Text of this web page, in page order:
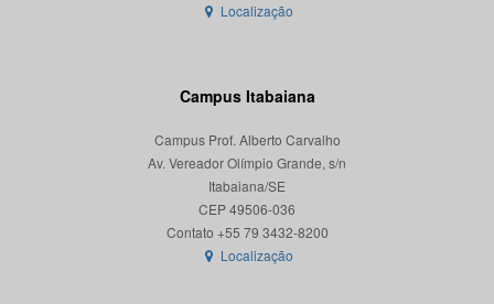
Localização
Campus Itabaiana
Campus Prof. Alberto Carvalho
Av. Vereador Olímpio Grande, s/n
Itabaiana/SE
CEP 49506-036
Localização